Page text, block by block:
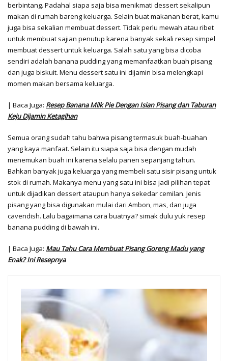
berbintang. Padahal siapa saja bisa menikmati dessert sekalipun
makan di rumah bareng keluarga. Selain buat makanan berat, kamu
juga bisa sekalian membuat dessert. Tidak perlu mewah atau ribet
untuk membuat sajian penutup karena banyak sekali resep simpel
membuat dessert untuk keluarga. Salah satu yang bisa dicoba
sendiri adalah banana pudding yang memanfaatkan buah pisang
dan juga biskuit. Menu dessert satu ini dijamin bisa melengkapi
momen makan bersama keluarga.
| Baca Juga: Resep Banana Milk Pie Dengan Isian Pisang dan Taburan
Keju Dijamin Ketagihan
Semua orang sudah tahu bahwa pisang termasuk buah-buahan
yang kaya manfaat. Selain itu siapa saja bisa dengan mudah
menemukan buah ini karena selalu panen sepanjang tahun.
Bahkan banyak juga keluarga yang membeli satu sisir pisang untuk
stok di rumah. Makanya menu yang satu ini bisa jadi pilihan tepat
untuk dijadikan dessert ataupun hanya sekedar cemilan. Jenis
pisang yang bisa digunakan mulai dari Ambon, mas, dan juga
cavendish. Lalu bagaimana cara buatnya? simak dulu yuk resep
banana pudding di bawah ini.
| Baca Juga: Mau Tahu Cara Membuat Pisang Goreng Madu yang
Enak? Ini Resepnya